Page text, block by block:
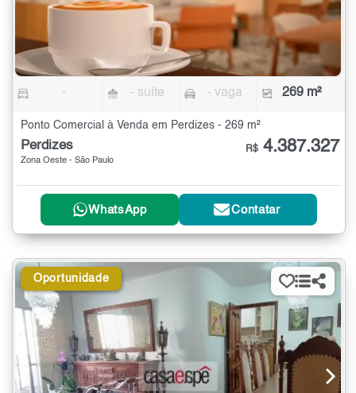
- - suíte - vaga 269 m²
Ponto Comercial à Venda em Perdizes - 269 m²
Perdizes
Zona Oeste - São Paulo
R$ 4.387.327
WhatsApp Contatar
Oportunidade